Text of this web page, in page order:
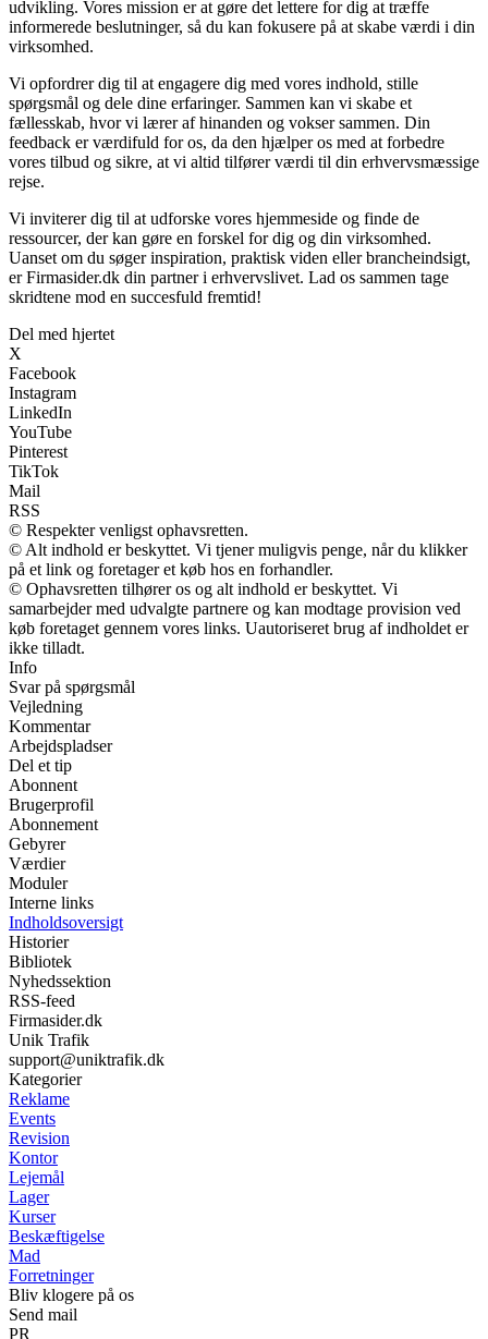
udvikling. Vores mission er at gøre det lettere for dig at træffe
informerede beslutninger, så du kan fokusere på at skabe værdi i din
virksomhed.
Vi opfordrer dig til at engagere dig med vores indhold, stille
spørgsmål og dele dine erfaringer. Sammen kan vi skabe et
fællesskab, hvor vi lærer af hinanden og vokser sammen. Din
feedback er værdifuld for os, da den hjælper os med at forbedre
vores tilbud og sikre, at vi altid tilfører værdi til din erhvervsmæssige
rejse.
Vi inviterer dig til at udforske vores hjemmeside og finde de
ressourcer, der kan gøre en forskel for dig og din virksomhed.
Uanset om du søger inspiration, praktisk viden eller brancheindsigt,
er Firmasider.dk din partner i erhvervslivet. Lad os sammen tage
skridtene mod en succesfuld fremtid!
Del med hjertet
X
Facebook
Instagram
LinkedIn
YouTube
Pinterest
TikTok
Mail
RSS
© Respekter venligst ophavsretten.
© Alt indhold er beskyttet. Vi tjener muligvis penge, når du klikker
på et link og foretager et køb hos en forhandler.
© Ophavsretten tilhører os og alt indhold er beskyttet. Vi
samarbejder med udvalgte partnere og kan modtage provision ved
køb foretaget gennem vores links. Uautoriseret brug af indholdet er
ikke tilladt.
Info
Svar på spørgsmål
Vejledning
Kommentar
Arbejdspladser
Del et tip
Abonnent
Brugerprofil
Abonnement
Gebyrer
Værdier
Moduler
Interne links
Indholdsoversigt
Historier
Bibliotek
Nyhedssektion
RSS-feed
Firmasider.dk
Unik Trafik
support@uniktrafik.dk
Kategorier
Reklame
Events
Revision
Kontor
Lejemål
Lager
Kurser
Beskæftigelse
Mad
Forretninger
Bliv klogere på os
Send mail
PR